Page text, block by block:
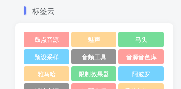
标签云
鼓点音源 魅声
马头
预设采样
音频工具
音源音色库
雅马哈
限制效果器
阿波罗